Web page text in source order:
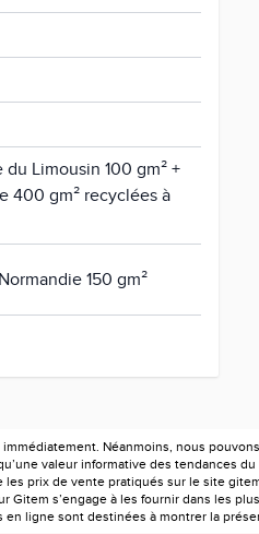
du Limousin 100 gm² +
400 gm² recyclées à
150 gm²
Néanmoins, nous
valeur informative des tendances
prix de vente pratiqués sur le site
s’engage à les fournir dans les
ligne sont destinées à montrer la